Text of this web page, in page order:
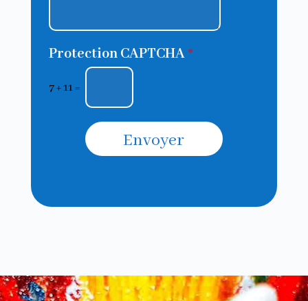
Protection CAPTCHA *
7+11=
Envoyer